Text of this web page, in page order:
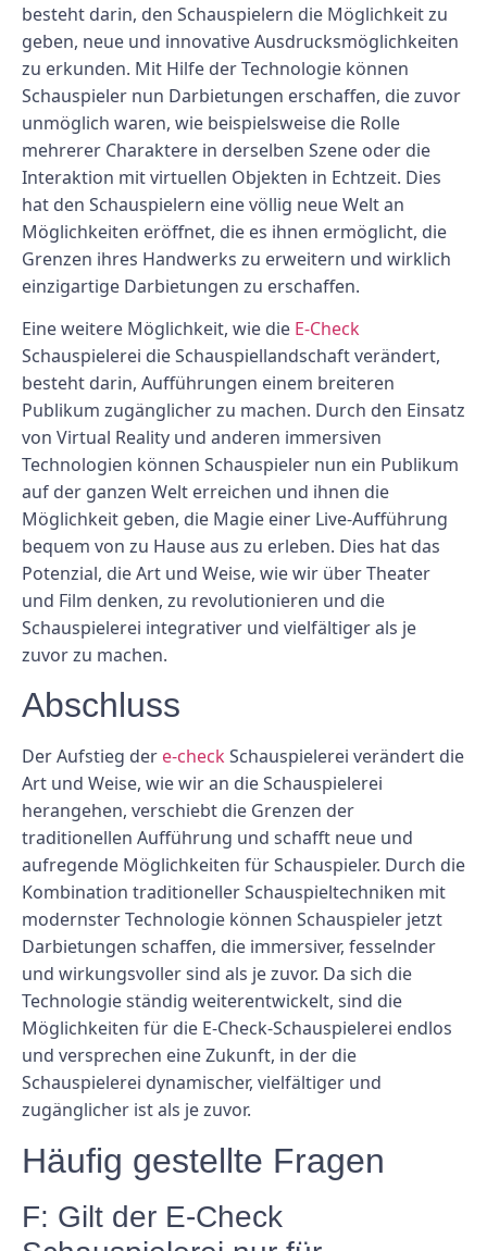
besteht darin, den Schauspielern die Möglichkeit zu
geben, neue und innovative Ausdrucksmöglichkeiten
zu erkunden. Mit Hilfe der Technologie können
Schauspieler nun Darbietungen erschaffen, die zuvor
unmöglich waren, wie beispielsweise die Rolle
mehrerer Charaktere in derselben Szene oder die
Interaktion mit virtuellen Objekten in Echtzeit. Dies
hat den Schauspielern eine völlig neue Welt an
Möglichkeiten eröffnet, die es ihnen ermöglicht, die
Grenzen ihres Handwerks zu erweitern und wirklich
einzigartige Darbietungen zu erschaffen.
Eine weitere Möglichkeit, wie die E-Check
Schauspielerei die Schauspiellandschaft verändert,
besteht darin, Aufführungen einem breiteren
Publikum zugänglicher zu machen. Durch den Einsatz
von Virtual Reality und anderen immersiven
Technologien können Schauspieler nun ein Publikum
auf der ganzen Welt erreichen und ihnen die
Möglichkeit geben, die Magie einer Live-Aufführung
bequem von zu Hause aus zu erleben. Dies hat das
Potenzial, die Art und Weise, wie wir über Theater
und Film denken, zu revolutionieren und die
Schauspielerei integrativer und vielfältiger als je
zuvor zu machen.
Abschluss
Der Aufstieg der e-checkSchauspielerei verändert die
Art und Weise, wie wir an die Schauspielerei
herangehen, verschiebt die Grenzen der
traditionellen Aufführung und schafft neue und
aufregende Möglichkeiten für Schauspieler. Durch die
Kombination traditioneller Schauspieltechniken mit
modernster Technologie können Schauspieler jetzt
Darbietungen schaffen, die immersiver, fesselnder
und wirkungsvoller sind als je zuvor. Da sich die
Technologie ständig weiterentwickelt, sind die
Möglichkeiten für die E-Check-Schauspielerei endlos
und versprechen eine Zukunft, in der die
Schauspielerei dynamischer, vielfältiger und
zugänglicher ist als je zuvor.
Häufig gestellte Fragen
F: Gilt der E-Check